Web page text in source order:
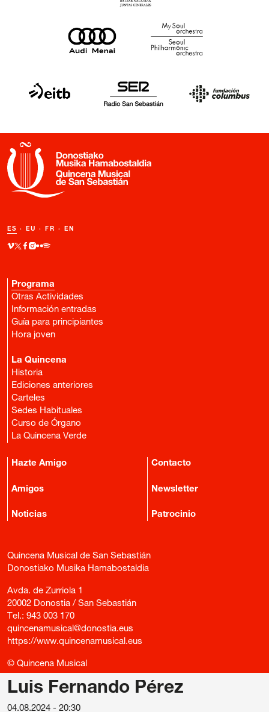
Luis Fernando Pérez
04.08.2024 - 20:30
ES · EU · FR · EN
Programa
Otras Actividades
Información entradas
Guía para principiantes
Hora joven
La Quincena
Historia
Ediciones anteriores
Carteles
Sedes Habituales
Curso de Órgano
La Quincena Verde
Hazte Amigo
Amigos
Noticias
Contacto
Newsletter
Patrocinio
Quincena Musical de San Sebastián
Donostiako Musika Hamabostaldia
Avda. de Zurriola 1
20002 Donostia / San Sebastián
Tel.: 943 003 170
quincenamusical@donostia.eus
https://www.quincenamusical.eus
© Quincena Musical
/ Política de privacidad / Política de cookies